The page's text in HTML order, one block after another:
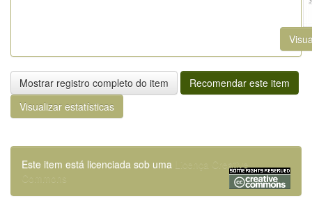
Mostrar registro completo do item
Recomendar este item
Visualizar estatísticas
Este item está licenciada sob uma
Licença Creative
Commons